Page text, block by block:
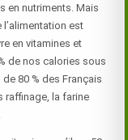
en nutriments. Mais
l’alimentation est
en vitamines et
de nos calories sous
80 % des Français
raffinage, la farine